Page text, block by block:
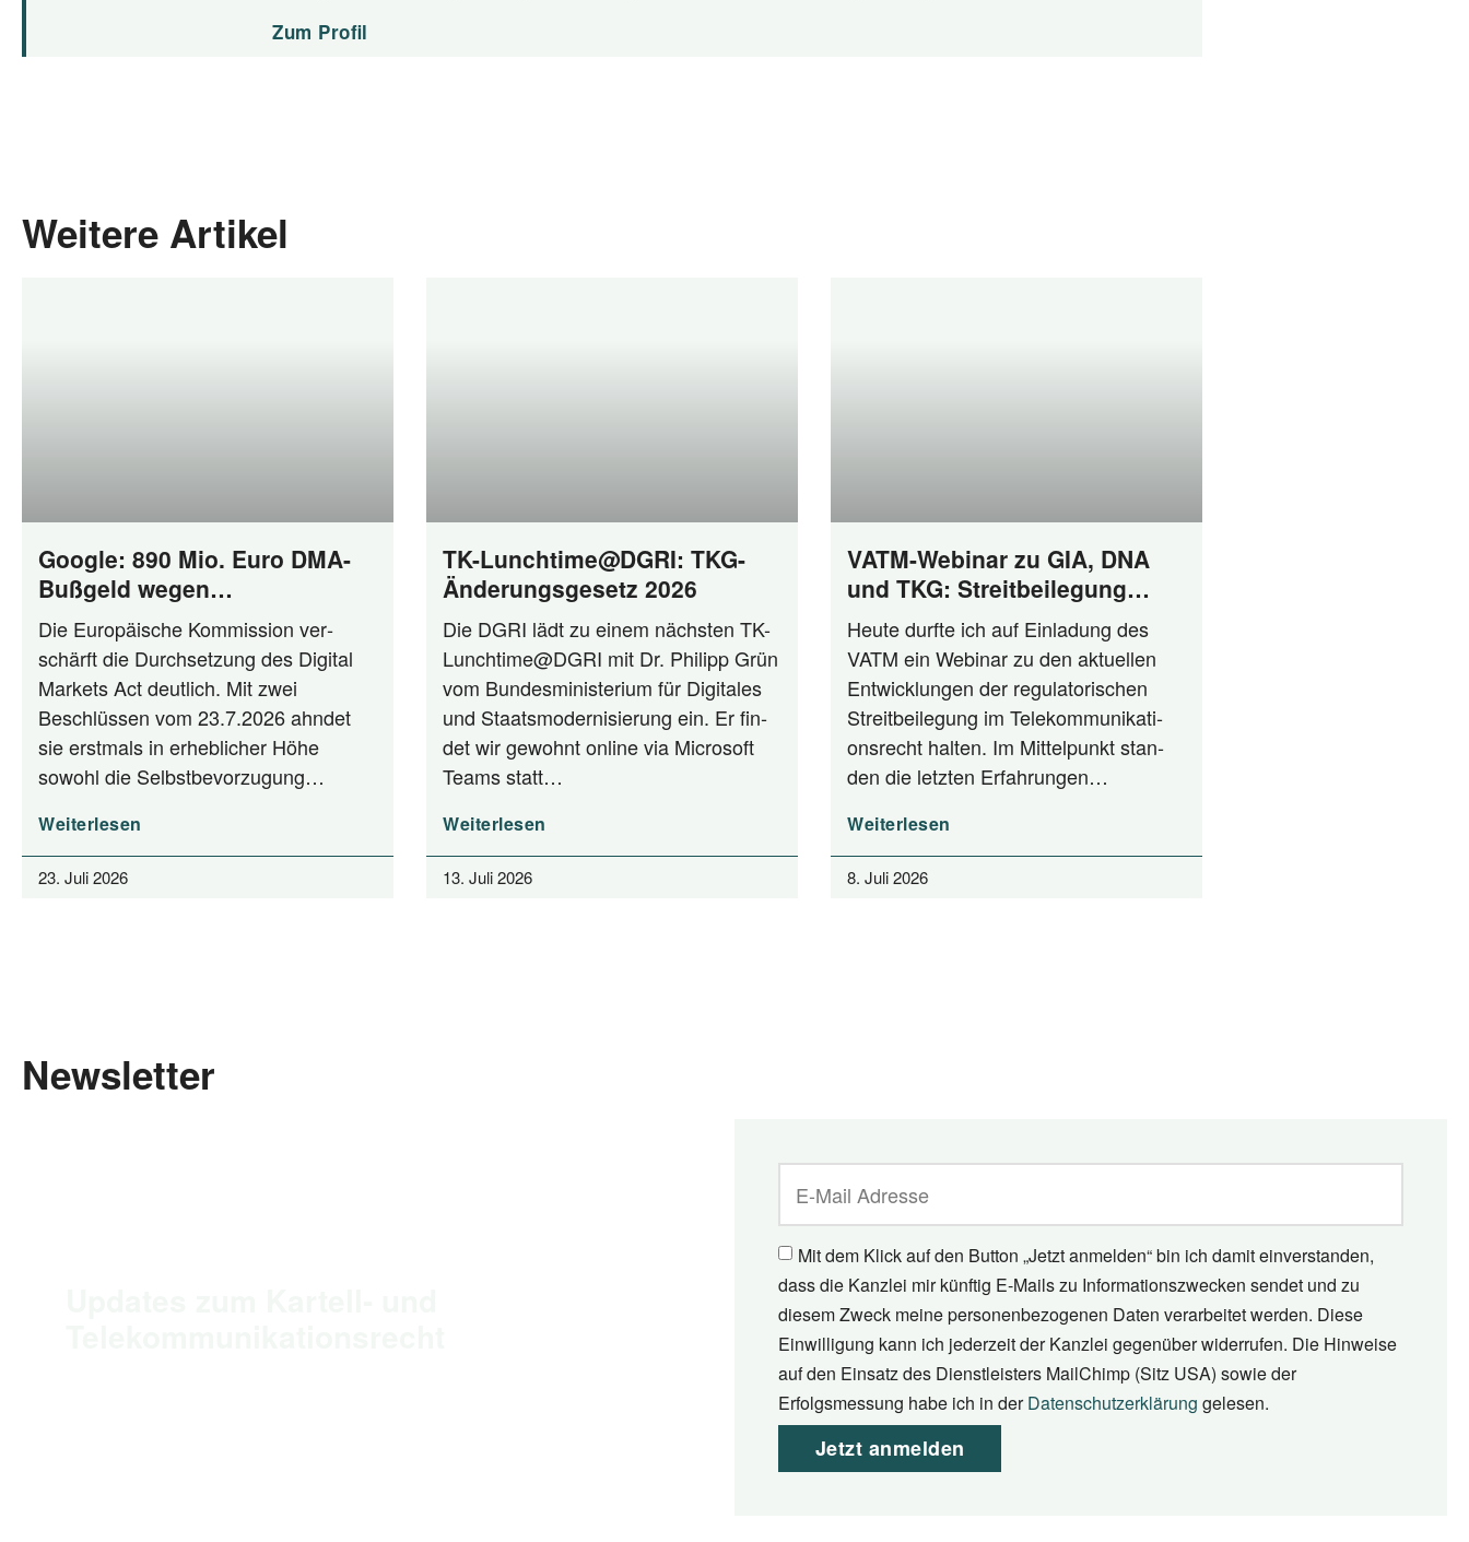
Zum Profil
Weitere Artikel
Google: 890 Mio. Euro DMA-
Bußgeld wegen
Selbstbevorzugung und Anti-
Steering
Die Euro­päi­sche Kom­mis­si­on ver­
schärft die Durch­set­zung des Digi­tal
Mar­kets Act deut­lich. Mit zwei
Beschlüs­sen vom 23.7.2026 ahn­det
sie erst­mals in erheb­li­cher Höhe
sowohl die Selbstbevorzugung…
Weiterlesen
23. Juli 2026
TK-Lunchtime@DGRI: TKG-
Änderungsgesetz 2026
Die DGRI lädt zu einem nächs­ten TK-
Lunchtime@DGRI mit Dr. Phil­ipp Grün
vom Bun­des­mi­nis­te­ri­um für Digi­ta­les
und Staats­mo­der­ni­sie­rung ein. Er fin­
det wir gewohnt online via Micro­soft
Teams statt…
Weiterlesen
13. Juli 2026
VATM-Webinar zu GIA, DNA
und TKG: Streitbeilegung
zwischen Anspruch und
Praxis
Heu­te durf­te ich auf Ein­la­dung des
VATM ein Web­i­nar zu den aktu­el­len
Ent­wick­lun­gen der regu­la­to­ri­schen
Streit­bei­le­gung im Tele­kom­mu­ni­ka­ti­
ons­recht hal­ten. Im Mit­tel­punkt stan­
den die letz­ten Erfahrungen…
Weiterlesen
8. Juli 2026
Newsletter
Mit dem Klick auf den Button „Jetzt anmelden“ bin ich damit einverstanden,
dass die Kanzlei mir künftig E-Mails zu Informationszwecken sendet und zu
diesem Zweck meine personenbezogenen Daten verarbeitet werden. Diese
Einwilligung kann ich jederzeit der Kanzlei gegenüber widerrufen. Die Hinweise
auf den Einsatz des Dienstleisters MailChimp (Sitz USA) sowie der
Erfolgsmessung habe ich in derDatenschutzerklärung gelesen.
Jetzt anmelden